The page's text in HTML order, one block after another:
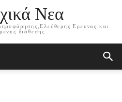
Νεα
Ερευνας και
διάθεσης